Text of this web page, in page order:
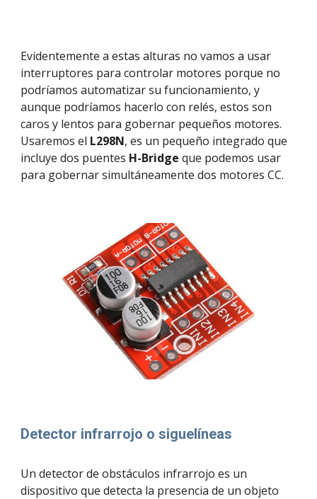
Evidentemente a estas alturas no vamos a usar
interruptores para controlar motores porque no
podríamos automatizar su funcionamiento, y
aunque podríamos hacerlo con relés, estos son
caros y lentos para gobernar pequeños motores.
Usaremos el L298N, es un pequeño integrado que
incluye dos puentes H-Bridge que podemos usar
para gobernar simultáneamente dos motores CC.
Detector infrarrojo o siguelíneas
Un detector de obstáculos infrarrojo es un
dispositivo que detecta la presencia de un objeto